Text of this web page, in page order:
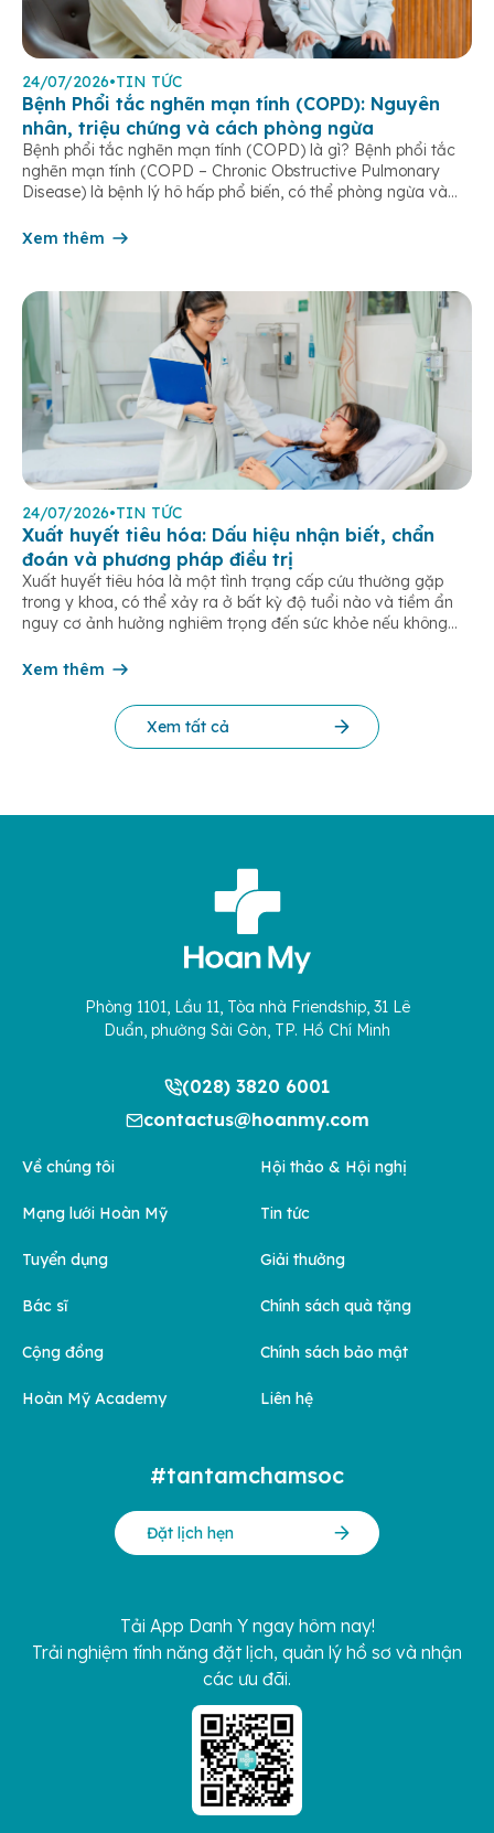
24/07/2026•TIN TỨC
Bệnh Phổi tắc nghẽn mạn tính (COPD): Nguyên
nhân, triệu chứng và cách phòng ngừa
Bệnh phổi tắc nghẽn mạn tính (COPD) là gì? Bệnh phổi tắc
nghẽn mạn tính (COPD – Chronic Obstructive Pulmonary
Disease) là bệnh lý hô hấp phổ biến, có thể phòng ngừa và
chứng hô hấp mạn tính như khó thở, ho […]
Xem thêm
24/07/2026•TIN TỨC
Xuất huyết tiêu hóa: Dấu hiệu nhận biết, chẩn
đoán và phương pháp điều trị
Xuất huyết tiêu hóa là một tình trạng cấp cứu thường gặp
trong y khoa, có thể xảy ra ở bất kỳ độ tuổi nào và tiềm ẩn
nguy cơ ảnh hưởng nghiêm trọng đến sức khỏe nếu không
hiểu rõ […]
Xem thêm
Xem tất cả
Phòng 1101, Lầu 11, Tòa nhà Friendship, 31 Lê
Duẩn, phường Sài Gòn, TP. Hồ Chí Minh
(028) 3820 6001
contactus@hoanmy.com
Về chúng tôi
Mạng lưới Hoàn Mỹ
Tuyển dụng
Bác sĩ
Cộng đồng
Hoàn Mỹ Academy
Hội thảo & Hội nghị
Tin tức
Giải thưởng
Chính sách quà tặng
Chính sách bảo mật
Liên hệ
#tantamchamsoc
Đặt lịch hẹn
Tải App Danh Y ngay hôm nay!
Trải nghiệm tính năng đặt lịch, quản lý hồ sơ và nhận
các ưu đãi.